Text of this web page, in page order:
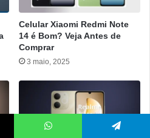
Celular Xiaomi Redmi Note
14 é Bom? Veja Antes de
Comprar
3 maio, 2025